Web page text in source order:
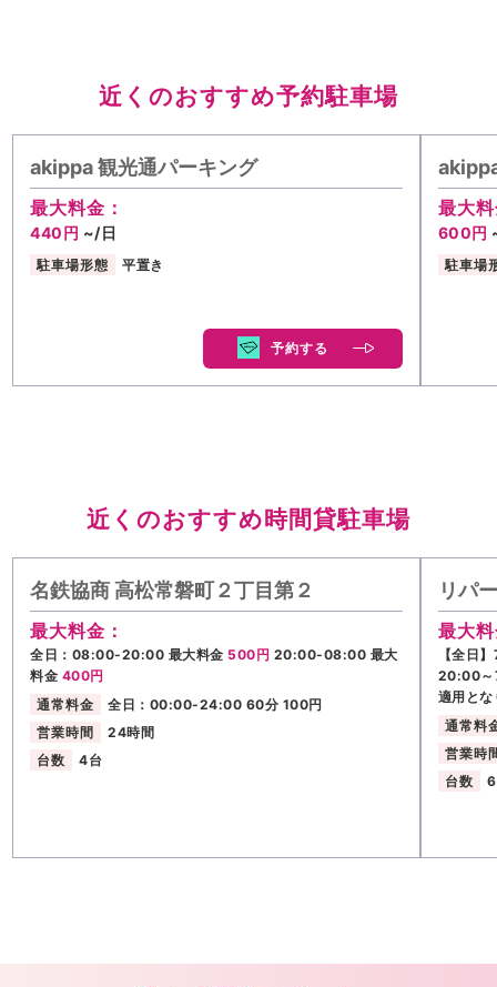
近くのおすすめ予約駐車場
akippa 観光通パーキング
最大料金：
440円 ~/日
駐車場形態 平置き
予約する
最大
600円
駐車場
近くのおすすめ時間貸駐車場
名鉄協商 高松常磐町２丁目第２
最大料金：
全日：08:00-20:00 最大料金 500円 20:00-08:00 最大
料金 400円
通常料金
全日：00:00-24:00 60分 100円
営業時間
24時間
台数
4台
リパ
最大
【全日
20:00～
適用と
通常料
営業時
台数